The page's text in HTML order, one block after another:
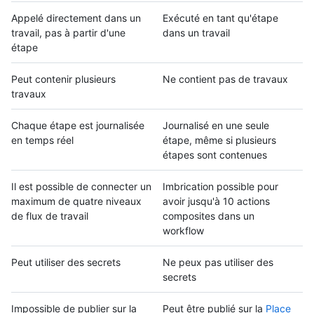
Appelé directement dans un
travail, pas à partir d'une
étape
Exécuté en tant qu'étape
dans un travail
Peut contenir plusieurs
travaux
Ne contient pas de travaux
Chaque étape est journalisée
en temps réel
Journalisé en une seule
étape, même si plusieurs
étapes sont contenues
Il est possible de connecter un
maximum de quatre niveaux
de flux de travail
Imbrication possible pour
avoir jusqu'à 10 actions
composites dans un
workflow
Peut utiliser des secrets
Ne peux pas utiliser des
secrets
Impossible de publier sur la
Peut être publié sur la Place